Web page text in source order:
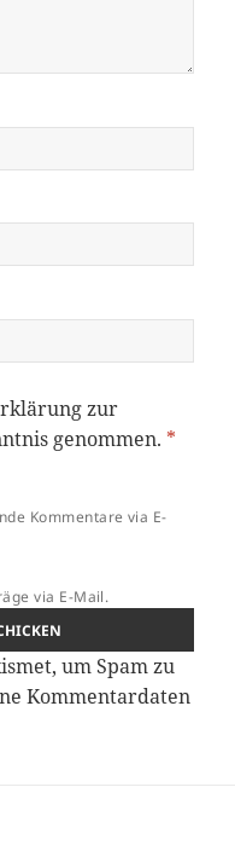
zur
genommen. *
Kommentare via E-
via E-Mail.
um Spam zu
Kommentardaten